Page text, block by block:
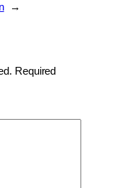
→
Required